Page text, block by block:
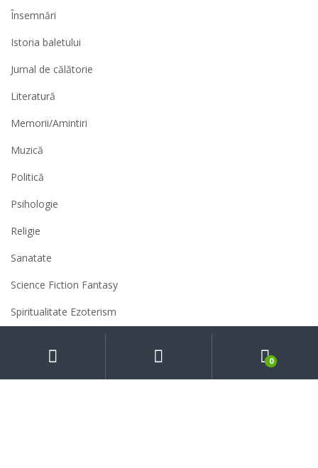
Însemnări
Istoria baletului
Jurnal de călătorie
Literatură
Memorii/Amintiri
Muzică
Politică
Psihologie
Religie
Sanatate
Science Fiction Fantasy
Spiritualitate Ezoterism
Account
0